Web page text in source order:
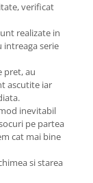
verificat
realizate in
serie
pret, au
ascutite iar
inevitabil
pe partea
cat mai bine
si starea